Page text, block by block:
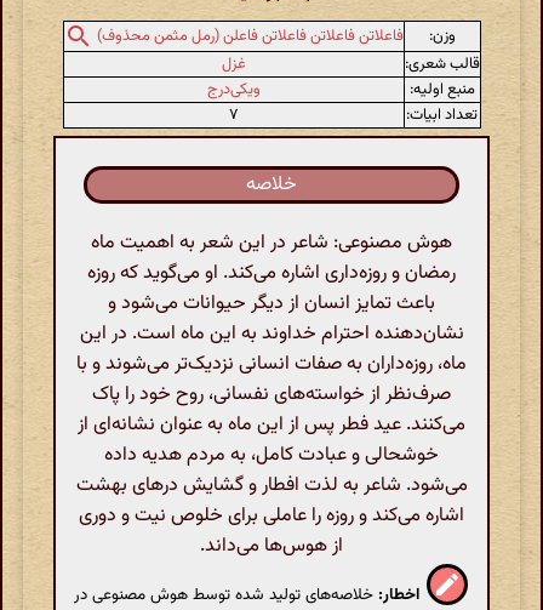
وزن:
فاعلاتن فاعلاتن فاعلاتن فاعلن (رمل مثمن محذوف)
قالب شعری:
غزل
منبع اولیه:
ویکی‌درج
تعداد ابیات:
۷
خلاصه
هوش مصنوعی: شاعر در این شعر به اهمیت ماه
رمضان و روزه‌داری اشاره می‌کند. او می‌گوید که روزه
باعث تمایز انسان از دیگر حیوانات می‌شود و
نشان‌دهنده احترام خداوند به این ماه است. در این
ماه، روزه‌داران به صفات انسانی نزدیک‌تر می‌شوند و با
صرف‌نظر از خواسته‌های نفسانی، روح خود را پاک
می‌کنند. عید فطر پس از این ماه به عنوان نشانه‌ای از
خوشحالی و عبادت کامل، به مردم هدیه داده
می‌شود. شاعر به لذت افطار و گشایش درهای بهشت
اشاره می‌کند و روزه را عاملی برای خلوص نیت و دوری
از هوس‌ها می‌داند.
اخطار: خلاصه‌های تولید شده توسط هوش مصنوعی در